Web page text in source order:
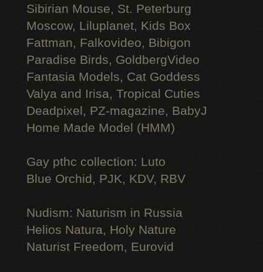
Sibirian Mouse, St. Peterburg
Moscow, Liluplanet, Kids Box
Fattman, Falkovideo, Bibigon
Paradise Birds, GoldbergVideo
Fantasia Models, Cat Goddess
Valya and Irisa, Tropical Cuties
Deadpixel, PZ-magazine, BabyJ
Home Made Model (HMM)
Gay рthс collection: Luto
Blue Orchid, PJK, KDV, RBV
Nudism: Naturism in Russia
Helios Natura, Holy Nature
Naturist Freedom, Eurovid